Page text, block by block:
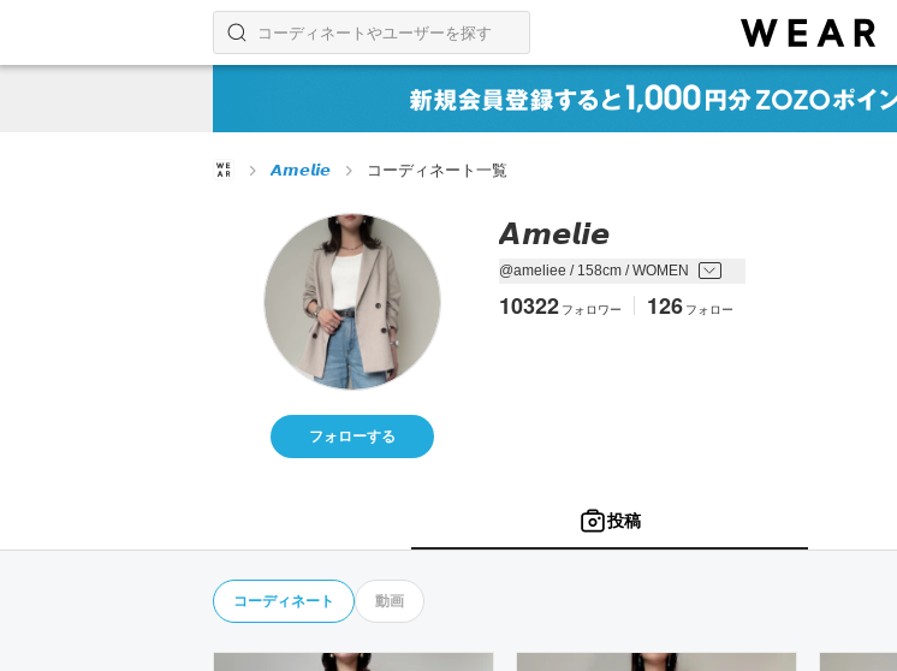
コーディネートやユーザーを探す
検索する
𝘼𝙢𝙚𝙡𝙞𝙚 コーディネート一覧
𝘼𝙢𝙚𝙡𝙞𝙚
@ameliee / 158cm / WOMEN
10322 フォロワー 126 フォロー
フォローする
投稿
コーディネート 動画